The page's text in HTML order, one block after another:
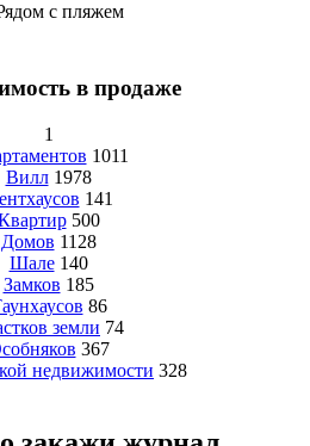
с пляжем
в продаже
1
1011
Вилл 1978
141
500
Домов 1128
Шале 140
Замков 185
86
земли 74
367
недвижимости 328